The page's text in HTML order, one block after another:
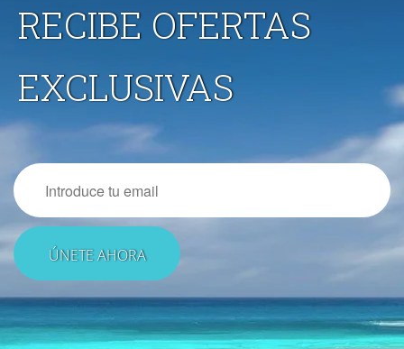
RECIBE OFERTAS
EXCLUSIVAS
Email